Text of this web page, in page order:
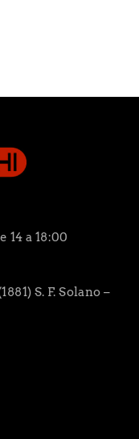
14 a 18:00
S. F. Solano –